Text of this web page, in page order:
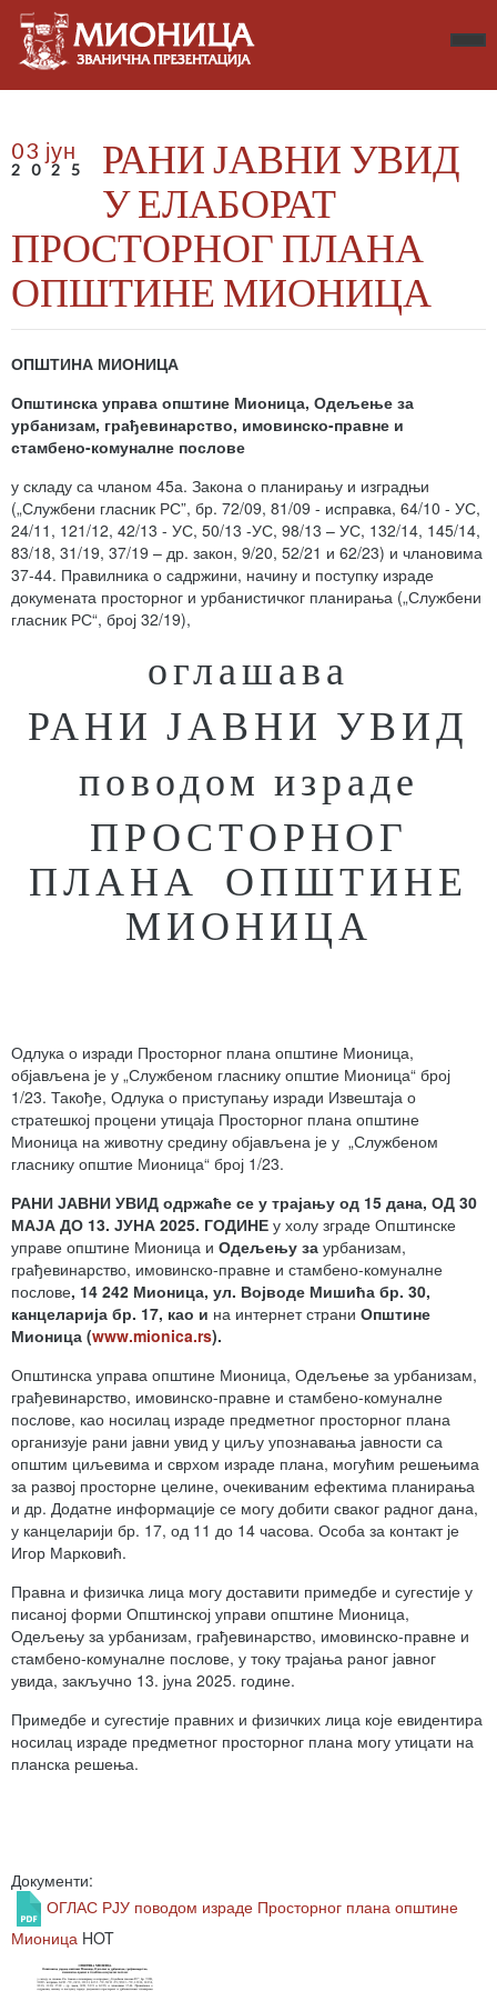
03 јун
2025
РАНИ ЈАВНИ УВИД
У ЕЛАБОРАТ
ПРОСТОРНОГ ПЛАНА
ОПШТИНЕ МИОНИЦА
ОПШТИНА МИОНИЦА
Општинска управа општине Мионица, Одељење за
урбанизам, грађевинарство, имовинско-правне и
стамбено-комуналне послове
у складу са чланом 45а. Закона о планирању и изградњи
(„Службени гласник РС”, бр. 72/09, 81/09 - исправка, 64/10 - УС,
24/11, 121/12, 42/13 - УС, 50/13 -УС, 98/13 – УС, 132/14, 145/14,
83/18, 31/19, 37/19 – др. закон, 9/20, 52/21 и 62/23) и члановима
37-44. Правилника о садржини, начину и поступку израде
докумената просторног и урбанистичког планирања („Службени
гласник РС“, број 32/19),
оглашава
РАНИ ЈАВНИ УВИД
поводом израде
ПРОСТОРНОГ
ПЛАНА ОПШТИНЕ
МИОНИЦА
Одлука о изради Просторног плана општине Мионица,
објављена је у „Службеном гласнику општие Мионица“ број
1/23. Такође, Одлука о приступању изради Извештаја о
стратешкој процени утицаја Просторног плана општине
Мионица на животну средину објављена је у „Службеном
гласнику општие Мионица“ број 1/23.
РАНИ ЈАВНИ УВИД одржаће се у трајању од 15 дана, ОД 30
МАЈА ДО 13. ЈУНА 2025. ГОДИНЕ у холу зграде Општинске
управе општине Мионица и Одељењу за урбанизам,
грађевинарство, имовинско-правне и стамбено-комуналне
послове, 14 242 Мионица, ул. Војводе Мишића бр. 30,
канцеларија бр. 17, као и на интернет страни Општине
Мионица (www.mionica.rs).
Општинска управа општине Мионица, Одељење за урбанизам,
грађевинарство, имовинско-правне и стамбено-комуналне
послове, као носилац израде предметног просторног плана
организује рани јавни увид у циљу упознавања јавности са
општим циљевима и сврхом израде плана, могућим решењима
за развој просторне целине, очекиваним ефектима планирања
и др. Додатне информације се могу добити сваког радног дана,
у канцеларији бр. 17, од 11 до 14 часова. Особа за контакт је
Игор Марковић.
Правна и физичка лица могу доставити примедбе и сугестије у
писаној форми Општинској управи општине Мионица,
Одељењу за урбанизам, грађевинарство, имовинско-правне и
стамбено-комуналне послове, у току трајања раног јавног
увида, закључно 13. јуна 2025. године.
Примедбе и сугестије правних и физичких лица које евидентира
носилац израде предметног просторног плана могу утицати на
планска решења.
Документи:
ОГЛАС РЈУ поводом израде Просторног плана општине
Мионица HOT